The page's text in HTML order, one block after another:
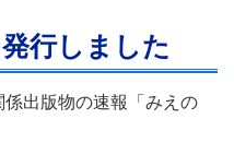
行しました
出版物の速報「みえの